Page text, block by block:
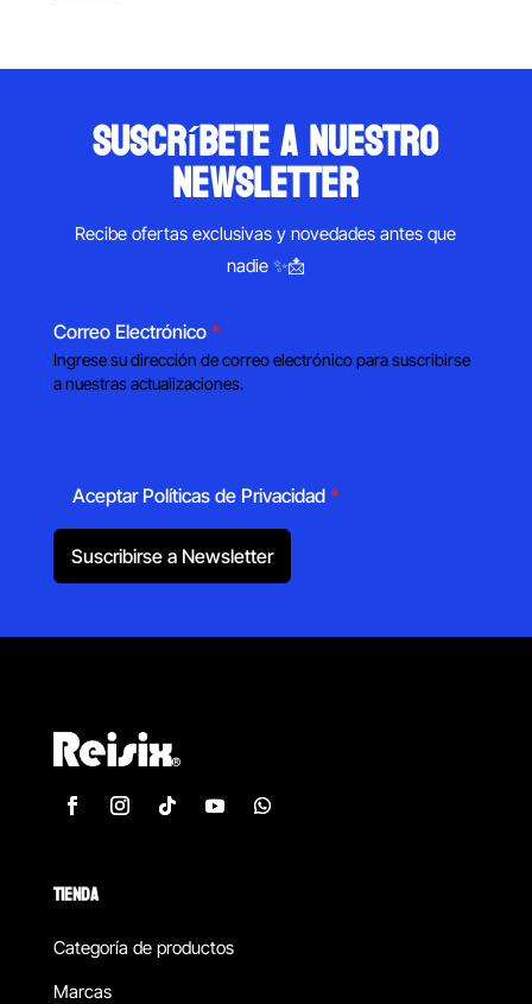
suscríbete a nuestro
newsletter
Recibe ofertas exclusivas y novedades antes que
nadie ✨📩
Correo Electrónico *
Ingrese su dirección de correo electrónico para suscribirse
a nuestras actualizaciones.
Aceptar Políticas de Privacidad *
Suscribirse a Newsletter
TIENDA
Categoría de productos
Marcas